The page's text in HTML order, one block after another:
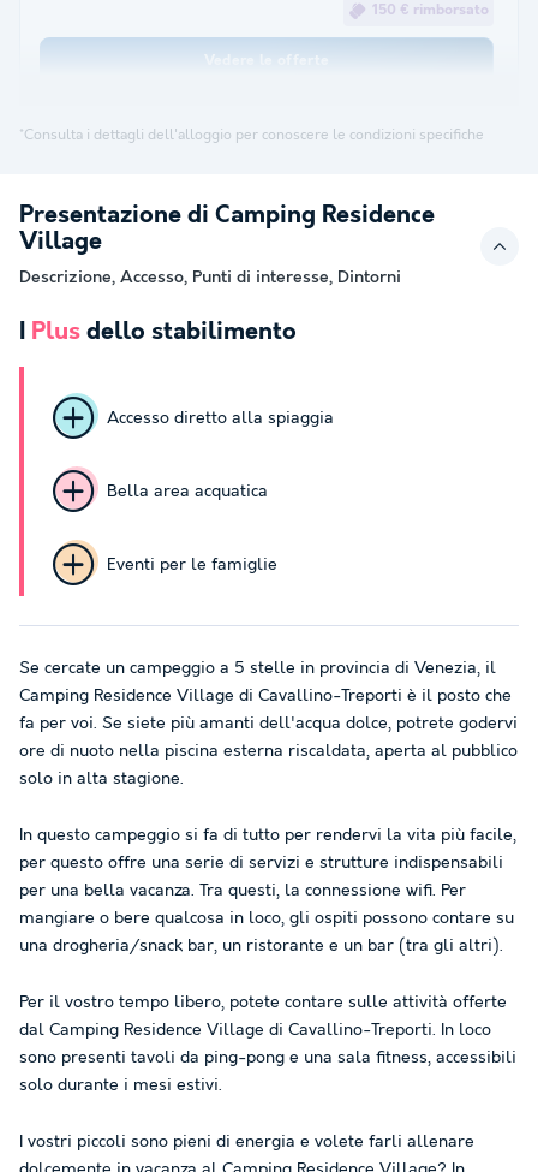
150 € rimborsato
*Consulta i dettagli dell'alloggio per conoscere le condizioni specifiche
Presentazione di Camping Residence
Village
Descrizione, Accesso, Punti di interesse, Dintorni
I Plus dello stabilimento
Accesso diretto alla spiaggia
Bella area acquatica
Eventi per le famiglie
Se cercate un campeggio a 5 stelle in provincia di Venezia, il
Camping Residence Village di Cavallino-Treporti è il posto che
fa per voi. Se siete più amanti dell'acqua dolce, potrete godervi
ore di nuoto nella piscina esterna riscaldata, aperta al pubblico
solo in alta stagione.
In questo campeggio si fa di tutto per rendervi la vita più facile,
per questo offre una serie di servizi e strutture indispensabili
per una bella vacanza. Tra questi, la connessione wifi. Per
mangiare o bere qualcosa in loco, gli ospiti possono contare su
una drogheria/snack bar, un ristorante e un bar (tra gli altri).
Per il vostro tempo libero, potete contare sulle attività offerte
dal Camping Residence Village di Cavallino-Treporti. In loco
sono presenti tavoli da ping-pong e una sala fitness, accessibili
solo durante i mesi estivi.
I vostri piccoli sono pieni di energia e volete farli allenare